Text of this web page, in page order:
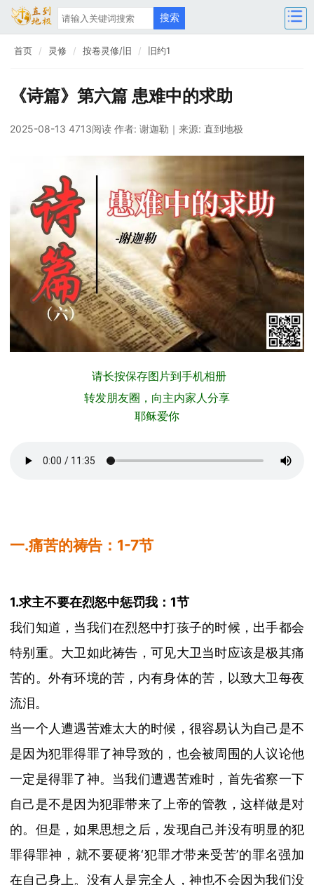
首页 灵修 按卷灵修/旧 旧约1
《诗篇》第六篇 患难中的求助
2025-08-13 4713阅读 作者: 谢迦勒 ｜来源: 直到地极
请长按保存图片到手机相册
转发朋友圈，向主内家人分享
耶稣爱你
一.痛苦的祷告：1-7节
1.求主不要在烈怒中惩罚我：1节
我们知道，当我们在烈怒中打孩子的时候，出手都会
特别重。大卫如此祷告，可见大卫当时应该是极其痛
苦的。外有环境的苦，内有身体的苦，以致大卫每夜
流泪。
当一个人遭遇苦难太大的时候，很容易认为自己是不
是因为犯罪得罪了神导致的， 也会被周围的人议论他
一定是得罪了神。当我们遭遇苦难时，首先省察一下
自己是不是因为犯罪带来了上帝的管教，这样做是对
的。但是，如果思想之后，发现自己并没有明显的犯
罪得罪神，就不要硬将‘犯罪才带来受苦’的罪名强加
在自己身上。没有人是完全人
，神也不会因为我们没